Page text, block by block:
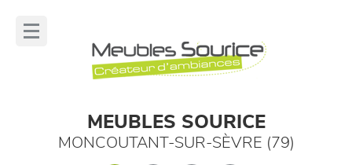
MEUBLES SOURICE
MONCOUTANT-SUR-SÈVRE (79)